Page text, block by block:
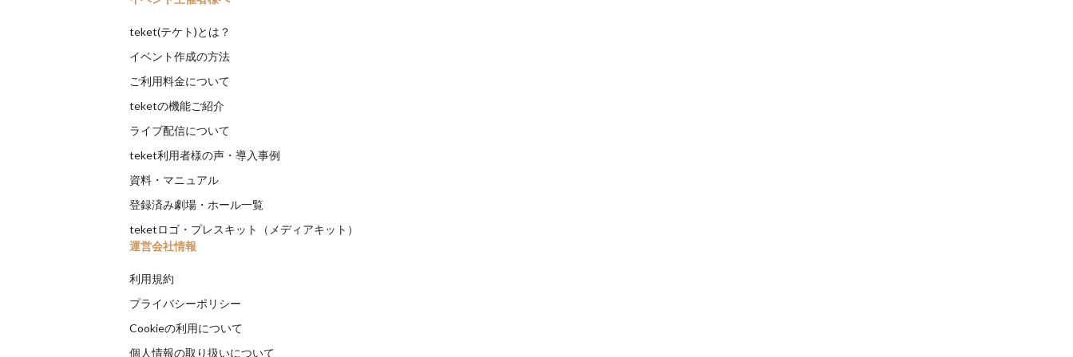
teket(テケト)とは？
イベント作成の方法
ご利用料金について
teketの機能ご紹介
ライブ配信について
teket利用者様の声・導入事例
資料・マニュアル
登録済み劇場・ホール一覧
teketロゴ・プレスキット（メディアキット）
運営会社情報
利用規約
プライバシーポリシー
Cookieの利用について
個人情報の取り扱いについて